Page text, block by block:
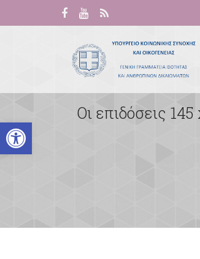
Ανοίξτε τη γραμμή εργαλείων
Οι επιδόσεις